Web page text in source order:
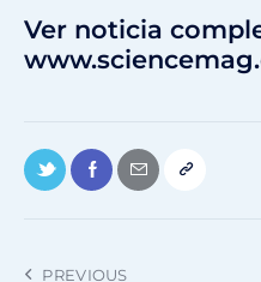
Ver noticia
PREVIOUS